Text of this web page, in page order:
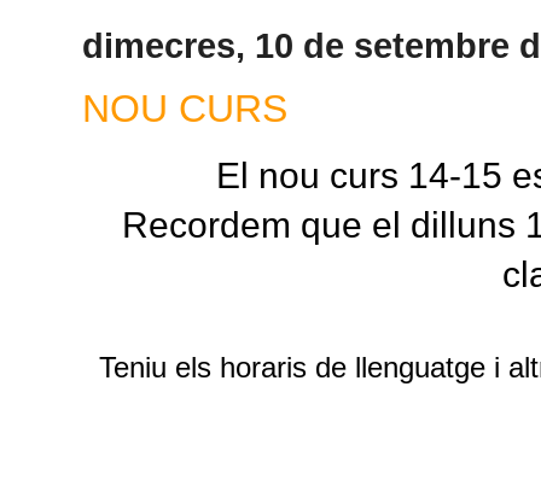
dimecres, 10 de setembre
NOU CURS
El nou curs 14-15
Recordem que el dilluns
Teniu els horaris de llenguatge i